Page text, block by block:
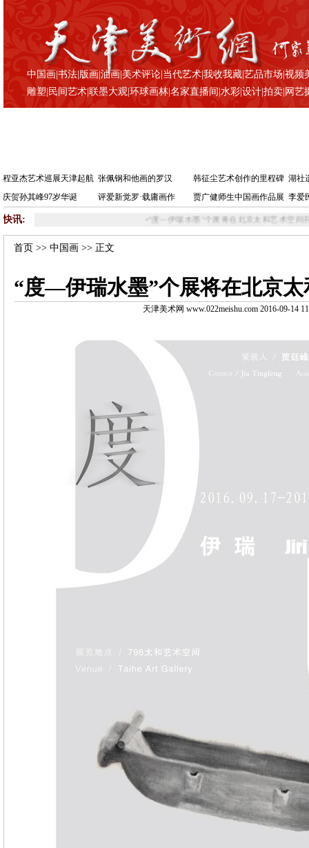
中国画 |书法 版画 |油画 |美术评论 当代艺术 |我收我藏 |艺品市场 |视频
雕塑 民间艺术 |联墨大观 |环球画林 |名家直播间 |水彩 |设计 |拍卖 网艺
程亚杰艺术巡展天津起航 张佩钢和他画的罗汉 韩征尘艺术创作的里程碑 湖社
庆贺孙其峰97岁华诞
评爱新觉罗·载庸画作 贾广健师生中国画作品展 李爱
快讯: “度—伊瑞水墨”个展将在北京太和艺术空间开幕 •群展“浮
首页 >>中国画 >> 正文
“度—伊瑞水墨”个展将在北京
天津美术网 www.022meishu.com 2016-09-14